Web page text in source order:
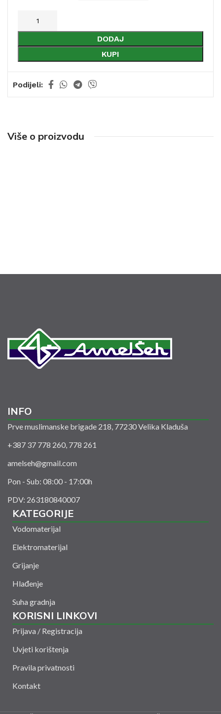
DODAJ
KUPI
Podijeli:
Više o proizvodu
INFO
Prve muslimanske brigade 218, 77230 Velika Kladuša
+387 37 778 260, 778 261
amelseh@gmail.com
Pon - Sub: 08:00 - 17:00h
PDV: 263180840007
KATEGORIJE
Vodomaterijal
Elektromaterijal
Grijanje
Hlađenje
Suha gradnja
KORISNI LINKOVI
Prijava / Registracija
Uvjeti korištenja
Pravila privatnosti
Kontakt